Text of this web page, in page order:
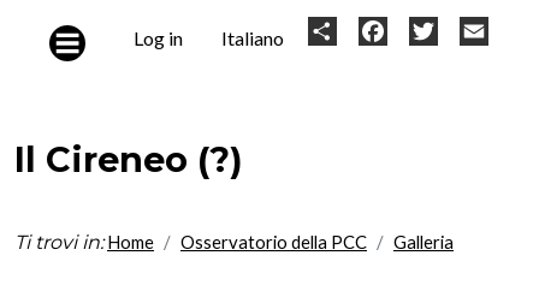
User
Log in Italiano Share FacebookTwitter
Il Cireneo (?)
Ti trovi in: Home Osservatorio della PCC Galleria